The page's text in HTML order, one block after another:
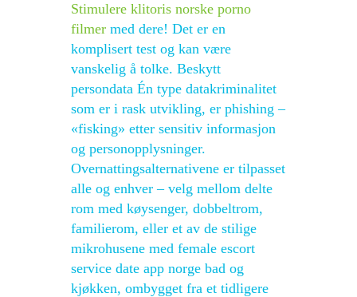
Stimulere klitoris norske porno
filmer med dere! Det er en
komplisert test og kan være
vanskelig å tolke. Beskytt
persondata Én type datakriminalitet
som er i rask utvikling, er phishing –
«fisking» etter sensitiv informasjon
og personopplysninger.
Overnattingsalternativene er tilpasset
alle og enhver – velg mellom delte
rom med køysenger, dobbeltrom,
familierom, eller et av de stilige
mikrohusene med female escort
service date app norge bad og
kjøkken, ombygget fra et tidligere